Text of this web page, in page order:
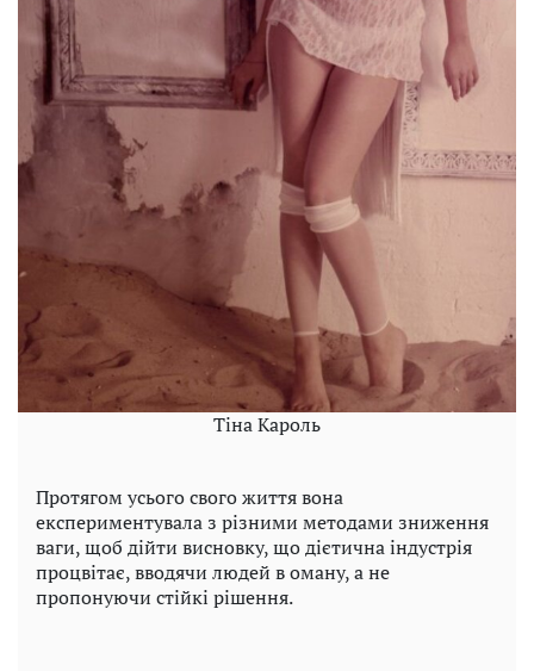
Тіна Кароль
Протягом усього свого життя вона
експериментувала з різними методами зниження
ваги, щоб дійти висновку, що дієтична індустрія
процвітає, вводячи людей в оману, а не
пропонуючи стійкі рішення.